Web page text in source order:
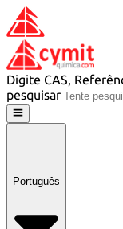
Digite CAS,
pesquisar
Português